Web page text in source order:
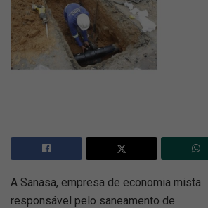
A Sanasa, empresa de economia mista
responsável pelo saneamento de